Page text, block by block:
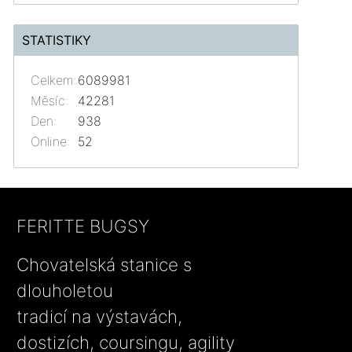
STATISTIKY
Online: 52
Celkem: 6089981
Měsíc:
42281
Den:
938
FERITTE BUGSY
Chovatelská stanice s
dlouholetou
tradicí na výstavách,
dostizích, coursingu, agility